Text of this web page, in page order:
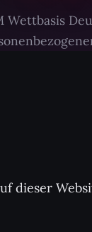
dieser